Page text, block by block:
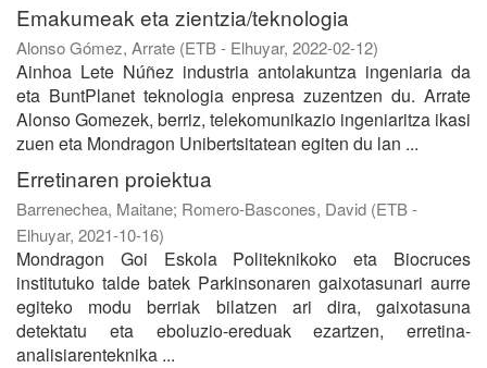
Emakumeak eta zientzia/teknologia
Alonso Gómez, Arrate (ETB - Elhuyar, 2022-02-12)
Ainhoa Lete Núñez industria antolakuntza ingeniaria da
eta BuntPlanet teknologia enpresa zuzentzen du. Arrate
Alonso Gomezek, berriz, telekomunikazio ingeniaritza ikasi
zuen eta Mondragon Unibertsitatean egiten du lan ...
Erretinaren proiektua
Barrenechea, Maitane; Romero-Bascones, David (ETB -
Elhuyar, 2021-10-16)
Mondragon Goi Eskola Politeknikoko eta Biocruces
institutuko talde batek Parkinsonaren gaixotasunari aurre
egiteko modu berriak bilatzen ari dira, gaixotasuna
detektatu eta eboluzio-ereduak ezartzen, erretina-
analisiarenteknika ...